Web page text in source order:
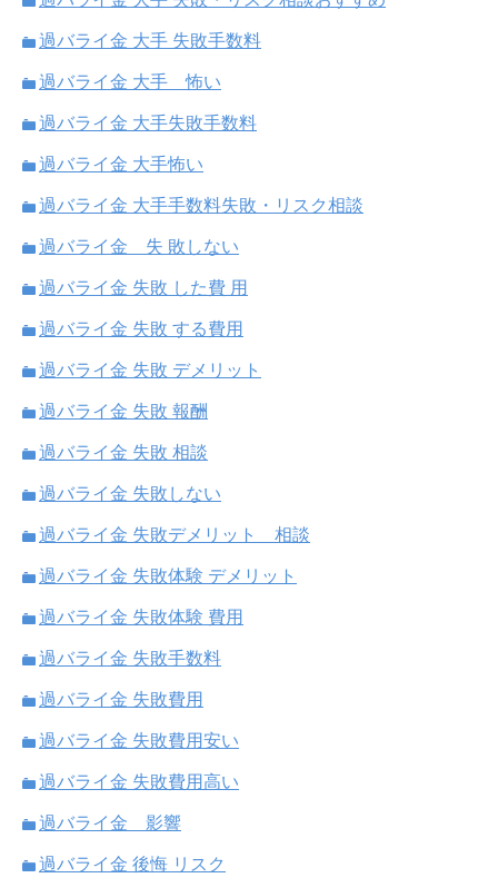
過バライ金 大手 失敗手数料
過バライ金 大手 怖い
過バライ金 大手失敗手数料
過バライ金 大手怖い
過バライ金 大手手数料失敗・リスク相談
過バライ金 失 敗しない
過バライ金 失敗 した費 用
過バライ金 失敗 する費用
過バライ金 失敗 デメリット
過バライ金 失敗 報酬
過バライ金 失敗 相談
過バライ金 失敗しない
過バライ金 失敗デメリット 相談
過バライ金 失敗体験 デメリット
過バライ金 失敗体験 費用
過バライ金 失敗手数料
過バライ金 失敗費用
過バライ金 失敗費用安い
過バライ金 失敗費用高い
過バライ金 影響
過バライ金 後悔 リスク